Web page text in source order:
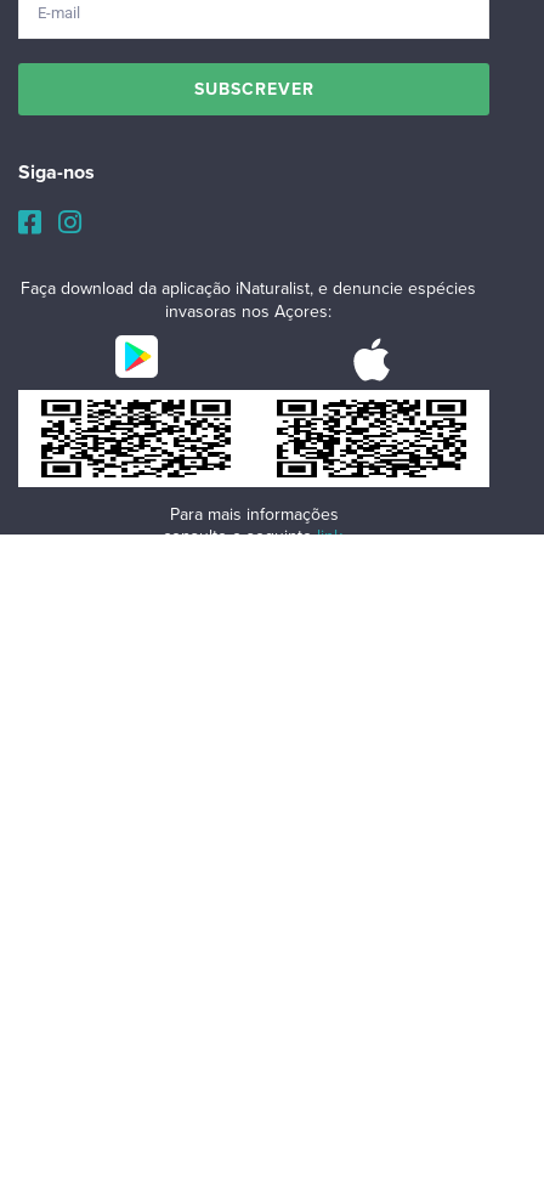
Siga-nos
Faça download da aplicação iNaturalist, e denuncie espécies
invasoras nos Açores:
Para mais informações
consulte o seguintelink.